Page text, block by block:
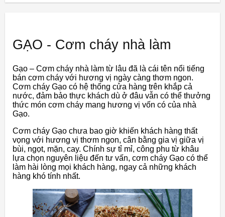
GẠO - Cơm cháy nhà làm
Gạo – Cơm cháy nhà làm từ lâu đã là cái tên nổi tiếng
bán cơm cháy với hương vị ngày càng thơm ngon.
Cơm cháy Gạo có hệ thống cửa hàng trên khắp cả
nước, đảm bảo thực khách dù ở đâu vẫn có thể thưởng
thức món cơm cháy mang hương vị vốn có của nhà
Gạo.
Cơm cháy Gạo chưa bao giờ khiến khách hàng thất
vọng với hương vị thơm ngon, cân bằng gia vị giữa vị
bùi, ngọt, mặn, cay. Chính sự tỉ mỉ, công phu từ khâu
lựa chọn nguyên liệu đến tư vấn, cơm cháy Gạo có thể
làm hài lòng mọi khách hàng, ngay cả những khách
hàng khó tính nhất.